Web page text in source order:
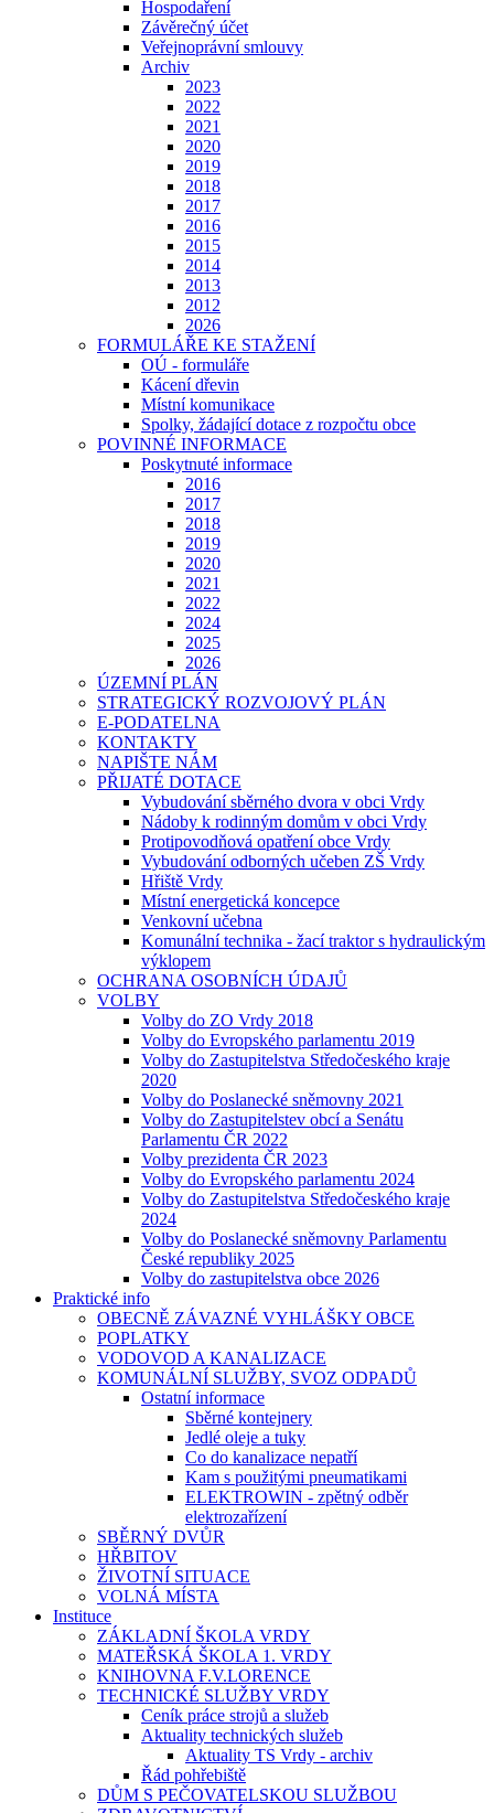
Hospodaření
Závěrečný účet
Veřejnoprávní smlouvy
Archiv
2023
2022
2021
2020
2019
2018
2017
2016
2015
2014
2013
2012
2026
FORMULÁŘE KE STAŽENÍ
OÚ - formuláře
Kácení dřevin
Místní komunikace
Spolky, žádající dotace z rozpočtu obce
POVINNÉ INFORMACE
Poskytnuté informace
2016
2017
2018
2019
2020
2021
2022
2024
2025
2026
ÚZEMNÍ PLÁN
STRATEGICKÝ ROZVOJOVÝ PLÁN
E-PODATELNA
KONTAKTY
NAPIŠTE NÁM
PŘIJATÉ DOTACE
Vybudování sběrného dvora v obci Vrdy
Nádoby k rodinným domům v obci Vrdy
Protipovodňová opatření obce Vrdy
Vybudování odborných učeben ZŠ Vrdy
Hřiště Vrdy
Místní energetická koncepce
Venkovní učebna
Komunální technika - žací traktor s hydraulickým
výklopem
OCHRANA OSOBNÍCH ÚDAJŮ
VOLBY
Volby do ZO Vrdy 2018
Volby do Evropského parlamentu 2019
Volby do Zastupitelstva Středočeského kraje
2020
Volby do Poslanecké sněmovny 2021
Volby do Zastupitelstev obcí a Senátu
Parlamentu ČR 2022
Volby prezidenta ČR 2023
Volby do Evropského parlamentu 2024
Volby do Zastupitelstva Středočeského kraje
2024
Volby do Poslanecké sněmovny Parlamentu
České republiky 2025
Volby do zastupitelstva obce 2026
Praktické info
OBECNĚ ZÁVAZNÉ VYHLÁŠKY OBCE
POPLATKY
VODOVOD A KANALIZACE
KOMUNÁLNÍ SLUŽBY, SVOZ ODPADŮ
Ostatní informace
Sběrné kontejnery
Jedlé oleje a tuky
Co do kanalizace nepatří
Kam s použitými pneumatikami
ELEKTROWIN - zpětný odběr
elektrozařízení
SBĚRNÝ DVŮR
HŘBITOV
ŽIVOTNÍ SITUACE
VOLNÁ MÍSTA
Instituce
ZÁKLADNÍ ŠKOLA VRDY
MATEŘSKÁ ŠKOLA 1. VRDY
KNIHOVNA F.V.LORENCE
TECHNICKÉ SLUŽBY VRDY
Ceník práce strojů a služeb
Aktuality technických služeb
Aktuality TS Vrdy - archiv
Řád pohřebiště
DŮM S PEČOVATELSKOU SLUŽBOU